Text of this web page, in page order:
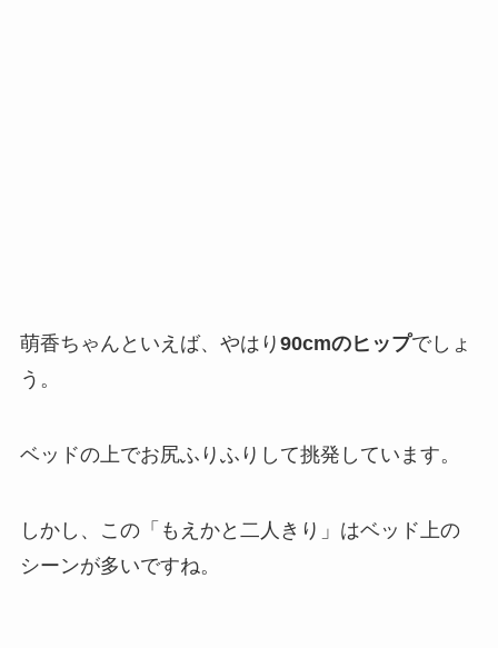
萌香ちゃんといえば、やはり 90cmのヒップでしょ
う。
ベッドの上でお尻ふりふりして挑発しています。
しかし、この「もえかと二人きり」はベッド上の
シーンが多いですね。